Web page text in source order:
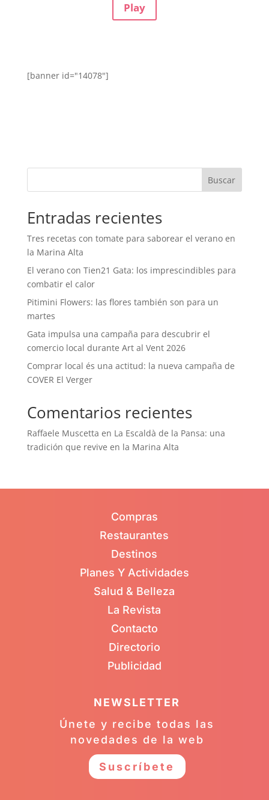
Play
[banner id="14078"]
Buscar
Entradas recientes
Tres recetas con tomate para saborear el verano en
la Marina Alta
El verano con Tien21 Gata: los imprescindibles para
combatir el calor
Pitimini Flowers: las flores también son para un
martes
Gata impulsa una campaña para descubrir el
comercio local durante Art al Vent 2026
Comprar local és una actitud: la nueva campaña de
COVER El Verger
Comentarios recientes
Raffaele Muscetta en La Escaldà de la Pansa: una
tradición que revive en la Marina Alta
Compras
Restaurantes
Destinos
Planes Y Actividades
Salud & Belleza
La Revista
Contacto
Directorio
Publicidad
NEWSLETTER
Únete y recibe todas las
novedades de la web
Suscríbete